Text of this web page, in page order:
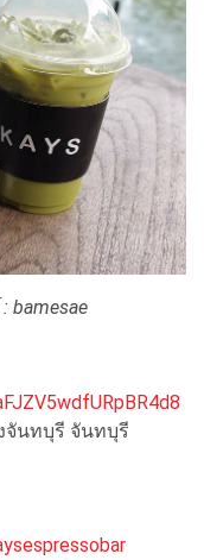
bamesae
จันทบุรี จันทบุรี